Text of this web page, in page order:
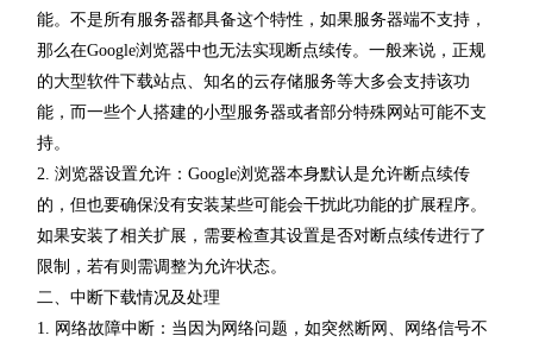
能。不是所有服务器都具备这个特性，如果服务器端不支持，
那么在Google浏览器中也无法实现断点续传。一般来说，正规
的大型软件下载站点、知名的云存储服务等大多会支持该功
能，而一些个人搭建的小型服务器或者部分特殊网站可能不支
持。
2. 浏览器设置允许：Google浏览器本身默认是允许断点续传
的，但也要确保没有安装某些可能会干扰此功能的扩展程序。
如果安装了相关扩展，需要检查其设置是否对断点续传进行了
限制，若有则需调整为允许状态。
二、中断下载情况及处理
1. 网络故障中断：当因为网络问题，如突然断网、网络信号不